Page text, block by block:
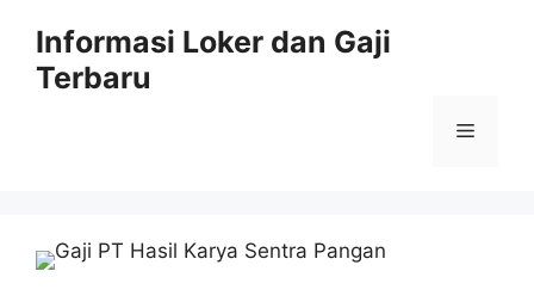
content
Informasi Loker dan Gaji
Terbaru
Menu